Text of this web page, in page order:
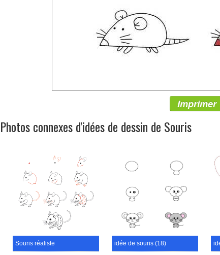
Imprimer
Photos connexes d'idées de dessin de Souris
Souris réaliste idée de souris (18)